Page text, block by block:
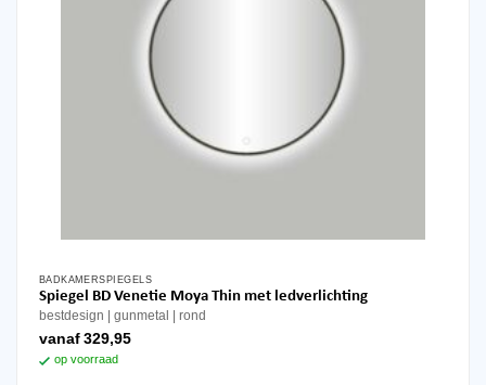
BADKAMERSPIEGELS
Spiegel BD Venetie Moya Thin met ledverlichting
bestdesign gunmetal rond
vanaf 329,95
op voorraad
Dit
product